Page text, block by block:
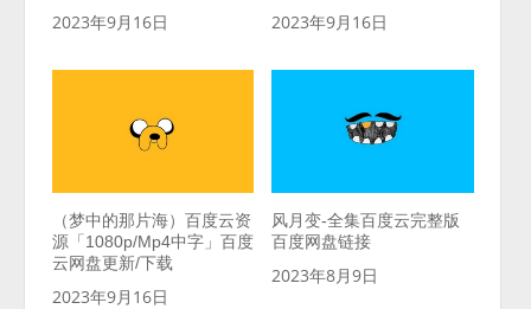
2023年9月16日 2023年9月16日
（梦中的那片海）百度云资
源「1080p/Mp4中字」百度
云网盘更新/下载
2023年9月16日
风月变-全集百度云完整版
百度网盘链接
2023年8月9日